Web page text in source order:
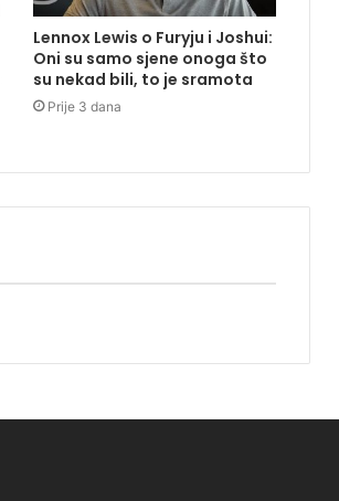
Lennox Lewis o Furyju i Joshui:
Oni su samo sjene onoga što
su nekad bili, to je sramota
Prije 3 dana